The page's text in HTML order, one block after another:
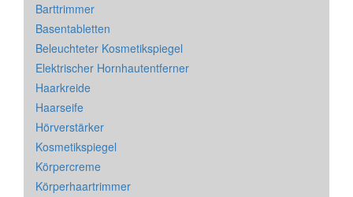
Barttrimmer
Basentabletten
Beleuchteter Kosmetikspiegel
Elektrischer Hornhautentferner
Haarkreide
Haarseife
Hörverstärker
Kosmetikspiegel
Körpercreme
Körperhaartrimmer